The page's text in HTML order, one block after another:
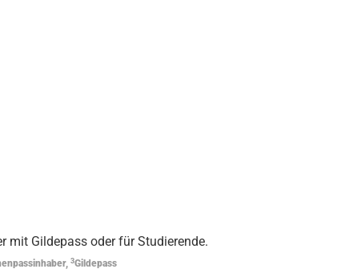
mit Gildepass oder für Studierende.
3Gildepass